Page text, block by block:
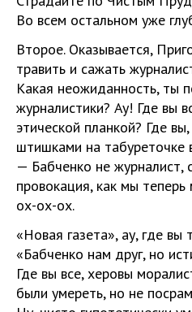
Во всем остальном уже
Второе. Оказывается,
травить и сажать
Какая неожиданность, ты
журналистики? Ау! Где вы
этической планкой? Где
штишками на табуреточке
— Бабченко не журналист,
провокация, как мы
ох-ох-ох.
«Новая газета», ау, где вы
«Бабченко нам друг, но
Где вы все, херовы
были умереть, но не